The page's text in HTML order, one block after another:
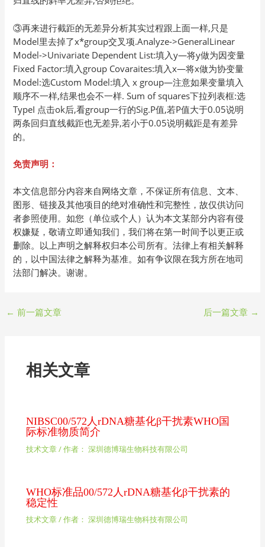
③再来进行截距的无差异分析其实过程跟上面一样,只是
Model里去掉了x*group交叉项.Analyze->GeneralLinear
Model->Univariate Dependent List:填入y—将y做为因变量
Fixed Factor:填入group Covaraites:填入x—将x做为协变量
Model:选Custom Model:填入 x group—注意如果变量填入
顺序不一样,结果也会不一样. Sum of squares下拉列表框:选
TypeI 点击ok后,看group一行的Sig.P值,若P值大于0.05说明
两条回归直线截距也无差异,若小于0.05说明截距是有差异
的。
免责声明：
本文信息部分内容来自网络文章，不保证所有信息、文本、
图形、链接及其他项目的绝对准确性和完整性，故仅供访问
者参照使用。如您（单位或个人）认为本文某部分内容有侵
权嫌疑，敬请立即通知我们，我们将在第一时间予以更正或
删除。以上声明之解释权归本公司所有。法律上有相关解释
的，以中国法律之解释为基准。如有争议限在我方所在地司
法部门解决。谢谢。
← 前一篇文章 后一篇文章 →
相关文章
NIBSC00/572人rDNA糖基化β干扰素WHO国
际标准物质简介
技术文章/ 作者： 深圳德博瑞生物科技有限公司
WHO标准品00/572人rDNA糖基化β干扰素的
稳定性
技术文章/ 作者： 深圳德博瑞生物科技有限公司